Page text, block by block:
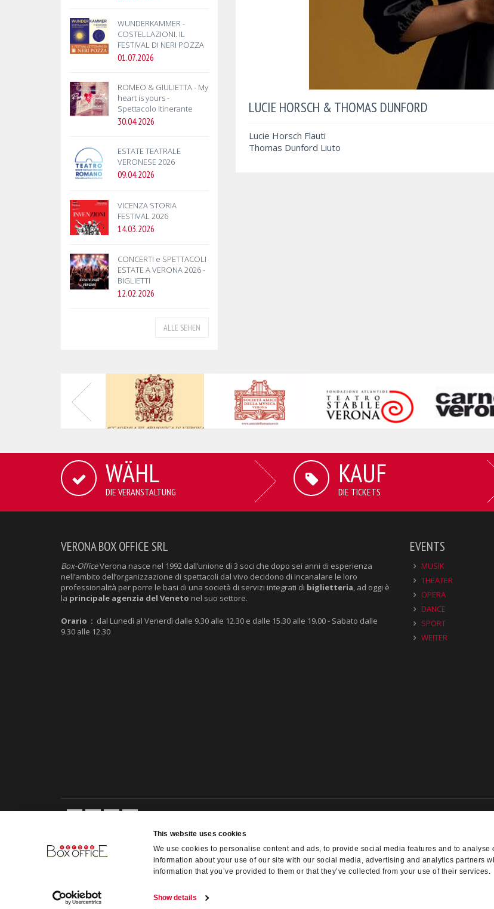
This website uses cookies
We use cookies to personalise content and ads, to provide social media features and to analyse
information about your use of our site with our social media, advertising and analytics partners
information that you’ve provided to them or that they’ve collected from your use of their services.
Show details
WUNDERKAMMER -
COSTELLAZIONI. IL
FESTIVAL DI NERI POZZA
01.07.2026
ROMEO & GIULIETTA - My
heart is yours -
Spettacolo Itinerante
30.04.2026
ESTATE TEATRALE
VERONESE 2026
09.04.2026
VICENZA STORIA
FESTIVAL 2026
14.03.2026
CONCERTI e SPETTACOLI
ESTATE A VERONA 2026 -
BIGLIETTI
12.02.2026
ALLE SEHEN
LUCIE HORSCH & THOMAS DUNFORD
Lucie Horsch Flauti
Thomas Dunford Liuto
WÄHL
DIE VERANSTALTUNG
KAUF
DIE TICKETS
VERONA BOX OFFICE SRL
Box-OfficeVerona nasce nel 1992 dall’unione di 3 soci che dopo sei anni di esperienza
nell’ambito dell’organizzazione di spettacoli dal vivo decidono di incanalare le loro
professionalità per porre le basi di una società di servizi integrati di biglietteria, ad oggi è
la principale agenzia del Veneto nel suo settore.
Orario : dal Lunedì al Venerdì dalle 9.30 alle 12.30 e dalle 15.30 alle 19.00 - Sabato dalle
9.30 alle 12.30
EVENTS
MUSIK
THEATER
OPERA
DANCE
SPORT
WEITER
Verona Box-Office s.r.l. - VAT 02335340234 @ Copyright 2014 - Alle Rechte vorbehalten - Made with